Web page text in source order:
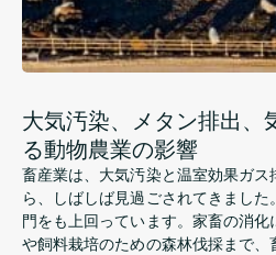
大気汚染、メタン排出、
る動物農業の影響
畜産業は、大気汚染と温室効果ガ
ら、しばしば見過ごされてきまし
門をも上回っています。家畜の消
や飼料栽培のための森林伐採まで